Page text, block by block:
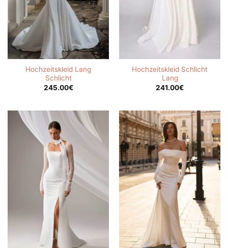
Hochzeitskleid Lang
Schlicht
245.00€
Hochzeitskleid Schlicht
Lang
241.00€